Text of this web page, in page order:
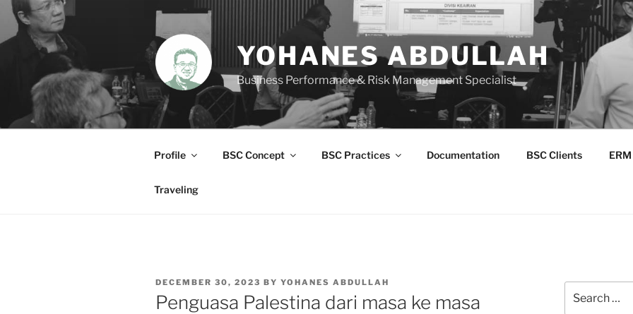
Skip
content
YOHANES ABDULLAH
Business Performance & Risk Management Specialist
Profile BSC Concept BSC Practices Documentation BSC Clients ERM
Traveling
POSTED
ON
DECEMBER 30, 2023 BY YOHANES ABDULLAH
Penguasa Palestina dari masa ke masa
for: